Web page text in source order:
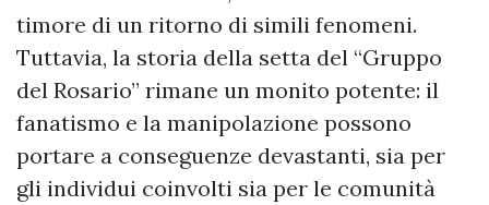
timore di un ritorno di simili fenomeni.
Tuttavia, la storia della setta del “Gruppo
del Rosario” rimane un monito potente: il
fanatismo e la manipolazione possono
portare a conseguenze devastanti, sia per
gli individui coinvolti sia per le comunità